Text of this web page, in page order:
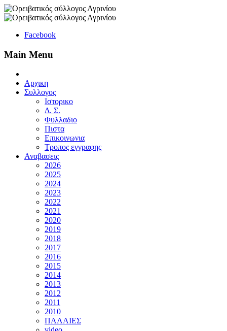
Facebook
Main Menu
Αρχικη
Συλλογος
Ιστορικο
Δ. Σ.
Φυλλαδιο
Πιστα
Επικοινωνια
Τροπος εγγραφης
Αναβασεις
2026
2025
2024
2023
2022
2021
2020
2019
2018
2017
2016
2015
2014
2013
2012
2011
2010
ΠΑΛΑΙΕΣ